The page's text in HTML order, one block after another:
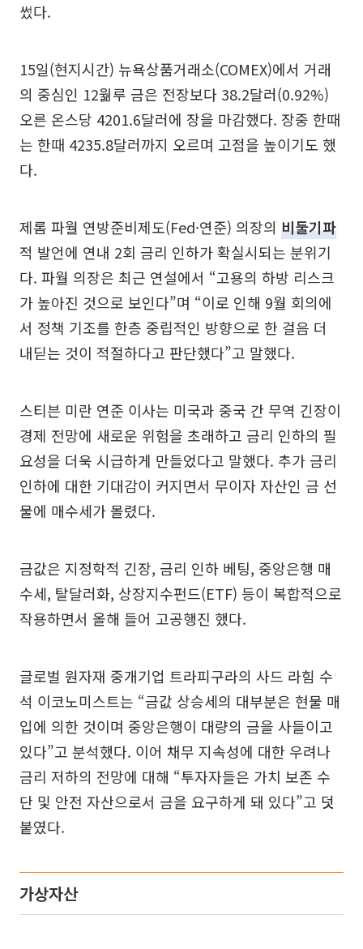
썼다.
15일(현지시간) 뉴욕상품거래소(COMEX)에서 거래
의 중심인 12웖루 금은 전장보다 38.2달러(0.92%)
오른 온스당 4201.6달러에 장을 마감했다. 장중 한때
는 한때 4235.8달러까지 오르며 고점을 높이기도 했
다.
제롬 파월 연방준비제도(Fed·연준) 의장의 비둘기파
적 발언에 연내 2회 금리 인하가 확실시되는 분위기
다. 파월 의장은 최근 연설에서 “고용의 하방 리스크
가 높아진 것으로 보인다”며 “이로 인해 9월 회의에
서 정책 기조를 한층 중립적인 방향으로 한 걸음 더
내딛는 것이 적절하다고 판단했다”고 말했다.
스티븐 미란 연준 이사는 미국과 중국 간 무역 긴장이
경제 전망에 새로운 위험을 초래하고 금리 인하의 필
요성을 더욱 시급하게 만들었다고 말했다. 추가 금리
인하에 대한 기대감이 커지면서 무이자 자산인 금 선
물에 매수세가 몰렸다.
금값은 지정학적 긴장, 금리 인하 베팅, 중앙은행 매
수세, 탈달러화, 상장지수펀드(ETF) 등이 복합적으로
작용하면서 올해 들어 고공행진 했다.
글로벌 원자재 중개기업 트라피구라의 사드 라힘 수
석 이코노미스트는 “금값 상승세의 대부분은 현물 매
입에 의한 것이며 중앙은행이 대량의 금을 사들이고
있다”고 분석했다. 이어 채무 지속성에 대한 우려나
금리 저하의 전망에 대해 “투자자들은 가치 보존 수
단 및 안전 자산으로서 금을 요구하게 돼 있다”고 덧
붙였다.
가상자산